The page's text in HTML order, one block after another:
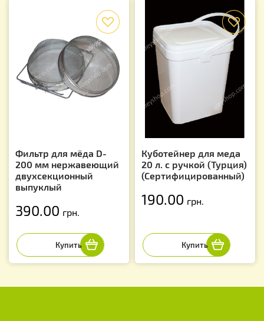
Фильтр для мёда D-
200 мм нержавеющий
двухсекционный
выпуклый
390.00 грн.
Куботейнер для меда
20 л. с ручкой (Турция)
(Сертифицированный)
190.00 грн.